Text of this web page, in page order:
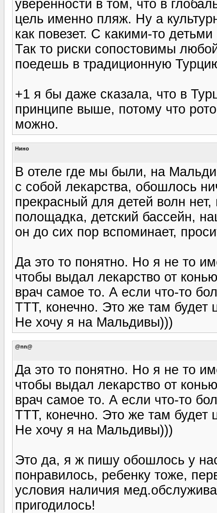
уверенности в том, что в
цель именно пляж. Ну а
как повезет. С какими-то
Так то риски сопостовимы
поедешь в традиционную
+1 я бы даже сказала, что в
принципе выше, потому что
можно.
Нино
В отеле где мы были, на
с собой лекарства, обошлось
прекрасный для детей волн нет,
полощадка, детский бассейн,
он до сих пор вспоминает,
Да это то понятно. Но я не то
чтобы выдал лекарство от
врач самое то. А если что-то
ТТТ, конечно. Это же там будет
Не хочу я на Мальдивы)))
@nn@
Да это то понятно. Но я не то
чтобы выдал лекарство от
врач самое то. А если что-то
ТТТ, конечно. Это же там будет
Не хочу я на Мальдивы)))
Это да, я ж пишу обошлось у
понравилось, ребенку тоже,
условия наличия
пригодилось!